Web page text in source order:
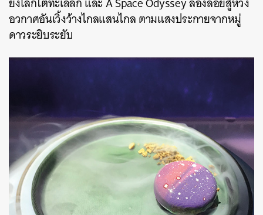
อวกาศอันเวิ้งว้างไกลแสนไกล ตามแสงประกายจากหมู่
ดาวระยิบระยับ